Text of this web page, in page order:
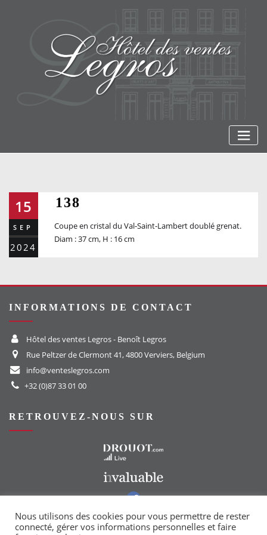
15
SEP
2024
138
Coupe en cristal du Val-Saint-Lambert doublé grenat.
Diam : 37 cm, H : 16 cm
INFORMATIONS DE CONTACT
Hôtel des ventes Legros - Benoît Legros
Rue Peltzer de Clermont 41, 4800 Verviers, Belgium
info@venteslegros.com
+32 (0)87 33 01 00
RETROUVEZ-NOUS SUR
Vers notre groupe Facebook
Nous utilisons des cookies pour vous permettre de rester
connecté, gérer vos informations personnelles et faire